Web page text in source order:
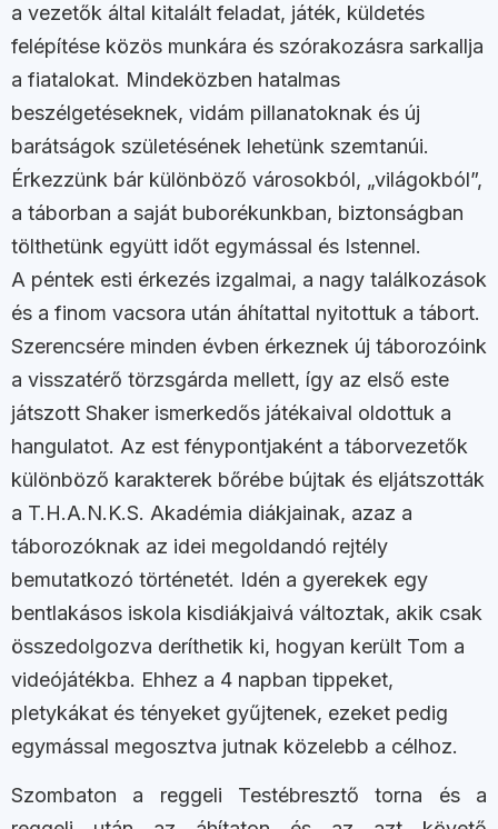
a vezetők által kitalált feladat, játék, küldetés
felépítése közös munkára és szórakozásra sarkallja
a fiatalokat. Mindeközben hatalmas
beszélgetéseknek, vidám pillanatoknak és új
barátságok születésének lehetünk szemtanúi.
Érkezzünk bár különböző városokból, „világokból”,
a táborban a saját buborékunkban, biztonságban
tölthetünk együtt időt egymással és Istennel.
A péntek esti érkezés izgalmai, a nagy találkozások
és a finom vacsora után áhítattal nyitottuk a tábort.
Szerencsére minden évben érkeznek új táborozóink
a visszatérő törzsgárda mellett, így az első este
játszott Shaker ismerkedős játékaival oldottuk a
hangulatot. Az est fénypontjaként a táborvezetők
különböző karakterek bőrébe bújtak és eljátszották
a T.H.A.N.K.S. Akadémia diákjainak, azaz a
táborozóknak az idei megoldandó rejtély
bemutatkozó történetét. Idén a gyerekek egy
bentlakásos iskola kisdiákjaivá változtak, akik csak
összedolgozva deríthetik ki, hogyan került Tom a
videójátékba. Ehhez a 4 napban tippeket,
pletykákat és tényeket gyűjtenek, ezeket pedig
egymással megosztva jutnak közelebb a célhoz.
Szombaton a reggeli Testébresztő torna és a